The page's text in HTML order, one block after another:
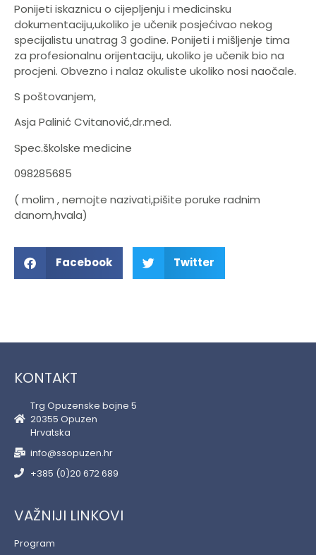
Ponijeti iskaznicu o cijepljenju i medicinsku
dokumentaciju,ukoliko je učenik posjećivao nekog
specijalistu unatrag 3 godine. Ponijeti i mišljenje tima
za profesionalnu orijentaciju, ukoliko je učenik bio na
procjeni. Obvezno i nalaz okuliste ukoliko nosi naočale.
S poštovanjem,
Asja Palinić Cvitanović,dr.med.
Spec.školske medicine
098285685
( molim , nemojte nazivati,pišite poruke radnim
danom,hvala)
Facebook Twitter
KONTAKT
Trg Opuzenske bojne 5
20355 Opuzen
Hrvatska
info@ssopuzen.hr
+385 (0)20 672 689
VAŽNIJI LINKOVI
Program